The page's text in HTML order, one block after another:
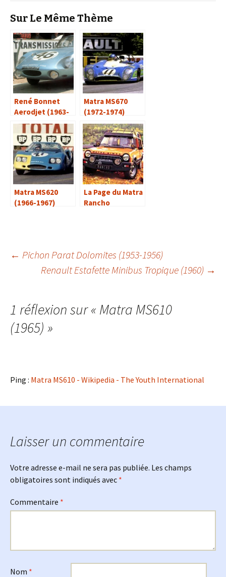
Sur Le Même Thème
René Bonnet
Aerodjet (1963-
1964)
Matra MS670
(1972-1974)
Matra MS620
(1966-1967)
La Page du Matra
Rancho
Navigation
articles
← Pichon Parat Dolomites (1953-1956)
Renault Estafette Minibus Tropique (1960) →
1 réflexion sur « Matra MS610
(1965) »
Ping : Matra MS610 - Wikipedia - The Youth International
Laisser un commentaire
Votre adresse e-mail ne sera pas publiée. Les champs
obligatoires sont indiqués avec *
Commentaire *
Nom *